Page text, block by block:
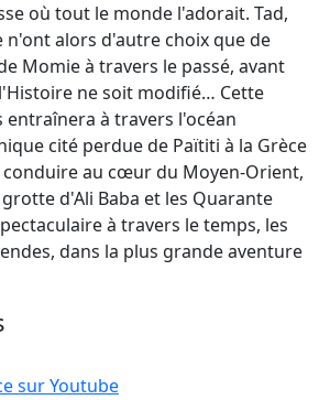
où tout le monde l'adorait. Tad,
n'ont alors d'autre choix que de
Momie à travers le passé, avant
ne soit modifié… Cette
entraînera à travers l'océan
cité perdue de Païtiti à la Grèce
conduire au cœur du Moyen-Orient,
d'Ali Baba et les Quarante
à travers le temps, les
dans la plus grande aventure
sur Youtube